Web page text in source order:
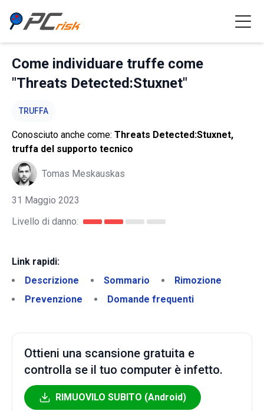
Come individuare truffe come
"Threats Detected:Stuxnet"
TRUFFA
Conosciuto anche come: Threats Detected:Stuxnet,
truffa del supporto tecnico
Tomas Meskauskas
31 Maggio 2023
Livello di danno:
Link rapidi:
Descrizione
Sommario
Rimozione
Prevenzione
Domande frequenti
Ottieni una scansione gratuita e
controlla se il tuo computer è infetto.
RIMUOVILO SUBITO (Android)